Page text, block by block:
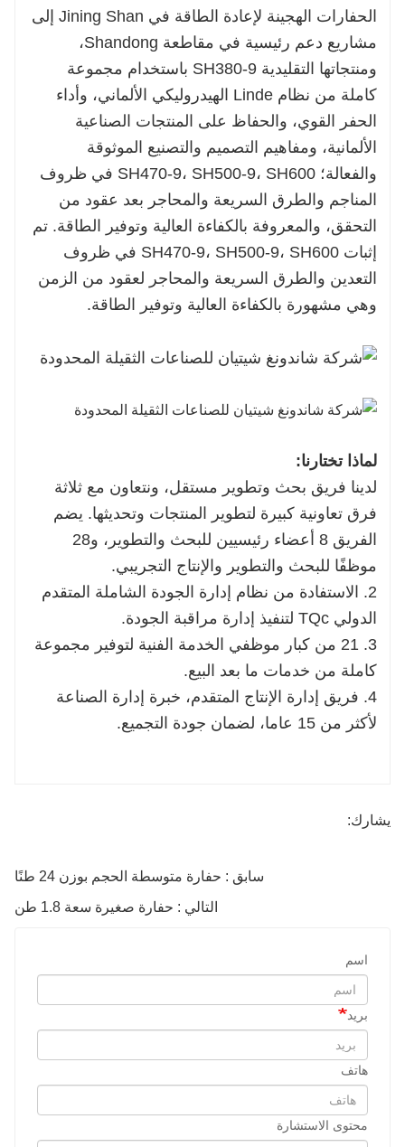
الحفارات الهجينة لإعادة الطاقة في Jining Shan إلى
مشاريع دعم رئيسية في مقاطعة Shandong،
ومنتجاتها التقليدية SH380-9 باستخدام مجموعة
كاملة من نظام Linde الهيدروليكي الألماني، وأداء
الحفر القوي، والحفاظ على المنتجات الصناعية
الألمانية، ومفاهيم التصميم والتصنيع الموثوقة
والفعالة؛ SH470-9، SH500-9، SH600 في ظروف
المناجم والطرق السريعة والمحاجر بعد عقود من
التحقق، والمعروفة بالكفاءة العالية وتوفير الطاقة. تم
إثبات SH470-9، SH500-9، SH600 في ظروف
التعدين والطرق السريعة والمحاجر لعقود من الزمن
وهي مشهورة بالكفاءة العالية وتوفير الطاقة.
لماذا تختارنا:
لدينا فريق بحث وتطوير مستقل، ونتعاون مع ثلاثة
فرق تعاونية كبيرة لتطوير المنتجات وتحديثها. يضم
الفريق 8 أعضاء رئيسيين للبحث والتطوير، و28
موظفًا للبحث والتطوير والإنتاج التجريبي.
2. الاستفادة من نظام إدارة الجودة الشاملة المتقدم
الدولي TQc لتنفيذ إدارة مراقبة الجودة.
3. 21 من كبار موظفي الخدمة الفنية لتوفير مجموعة
كاملة من خدمات ما بعد البيع.
4. فريق إدارة الإنتاج المتقدم، خبرة إدارة الصناعة
لأكثر من 15 عاما، لضمان جودة التجميع.
يشارك:
سابق : حفارة متوسطة الحجم بوزن 24 طنًا
التالي : حفارة صغيرة سعة 1.8 طن
اسم
بريد
هاتف
محتوى الاستشارة